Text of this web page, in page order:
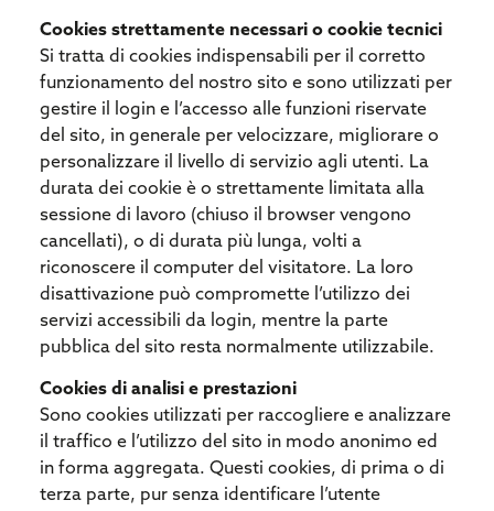
Cookies strettamente necessari o cookie tecnici
Si tratta di cookies indispensabili per il corretto
funzionamento del nostro sito e sono utilizzati per
gestire il login e l’accesso alle funzioni riservate
del sito, in generale per velocizzare, migliorare o
personalizzare il livello di servizio agli utenti. La
durata dei cookie è o strettamente limitata alla
sessione di lavoro (chiuso il browser vengono
cancellati), o di durata più lunga, volti a
riconoscere il computer del visitatore. La loro
disattivazione può compromette l’utilizzo dei
servizi accessibili da login, mentre la parte
pubblica del sito resta normalmente utilizzabile.
Cookies di analisi e prestazioni
Sono cookies utilizzati per raccogliere e analizzare
il traffico e l’utilizzo del sito in modo anonimo ed
in forma aggregata. Questi cookies, di prima o di
terza parte, pur senza identificare l’utente